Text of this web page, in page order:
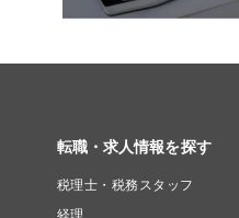
転職・求人情報を探す
税理士・税務スタッフ
経理